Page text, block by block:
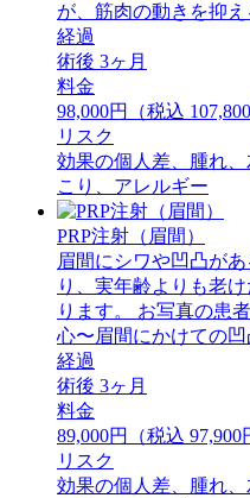
が、筋肉の動きを
経過
術後 3ヶ月
料金
98,000円（税込 107,800
リスク
効果の個人差、腫れ
こり、アレルギー
PRP注射（眉間）
眉間にシワや凹凸が
り、実年齢よりも老
ります。 お写真の患
心〜眉間にかけての
経過
術後 3ヶ月
料金
89,000円（税込 97,900
リスク
効果の個人差、腫れ